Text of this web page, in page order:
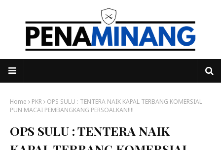
Home PKR
OPS SULU : TENTERA NAIK KAPAL TERBANG KOMERSIAL
PUN MACAI PEMBANGKANG PERSOALKAN!!!!
OPS SULU : TENTERA NAIK